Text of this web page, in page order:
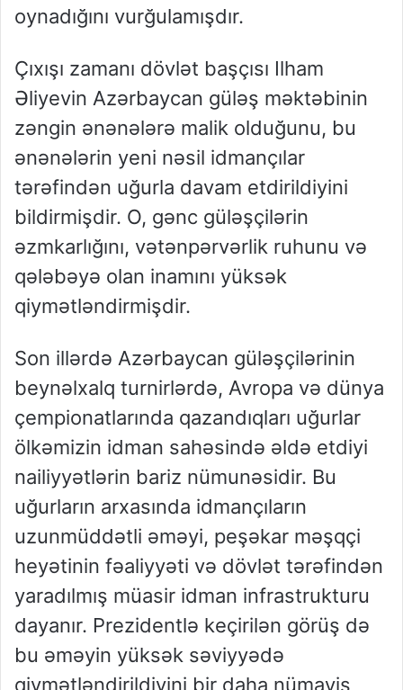
oynadığını vurğulamışdır.
Çıxışı zamanı dövlət başçısı Ilham
Əliyevin Azərbaycan güləş məktəbinin
zəngin ənənələrə malik olduğunu, bu
ənənələrin yeni nəsil idmançılar
tərəfindən uğurla davam etdirildiyini
bildirmişdir. O, gənc güləşçilərin
əzmkarlığını, vətənpərvərlik ruhunu və
qələbəyə olan inamını yüksək
qiymətləndirmişdir.
Son illərdə Azərbaycan güləşçilərinin
beynəlxalq turnirlərdə, Avropa və dünya
çempionatlarında qazandıqları uğurlar
ölkəmizin idman sahəsində əldə etdiyi
nailiyyətlərin bariz nümunəsidir. Bu
uğurların arxasında idmançıların
uzunmüddətli əməyi, peşəkar məşqçi
heyətinin fəaliyyəti və dövlət tərəfindən
yaradılmış müasir idman infrastrukturu
dayanır. Prezidentlə keçirilən görüş də
bu əməyin yüksək səviyyədə
qiymətləndirildiyini bir daha nümayiş